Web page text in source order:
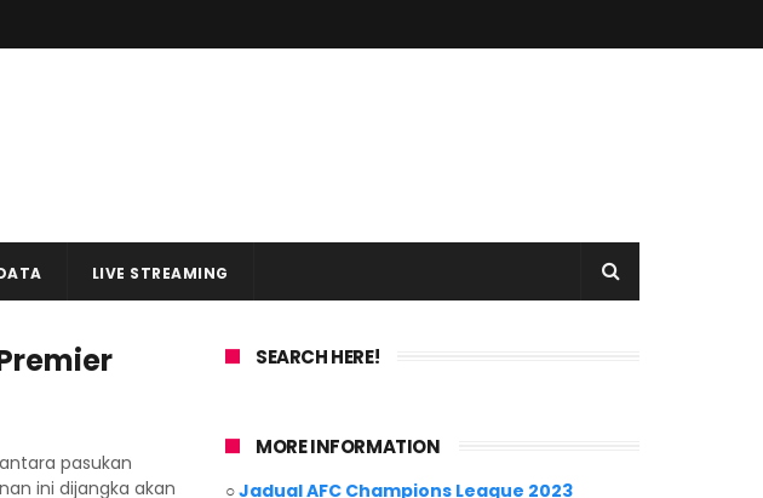
LIVE STREAMING
pasukan
ini dijangka akan
SEARCH HERE!
MORE INFORMATION
○Jadual AFC Champions League 2023